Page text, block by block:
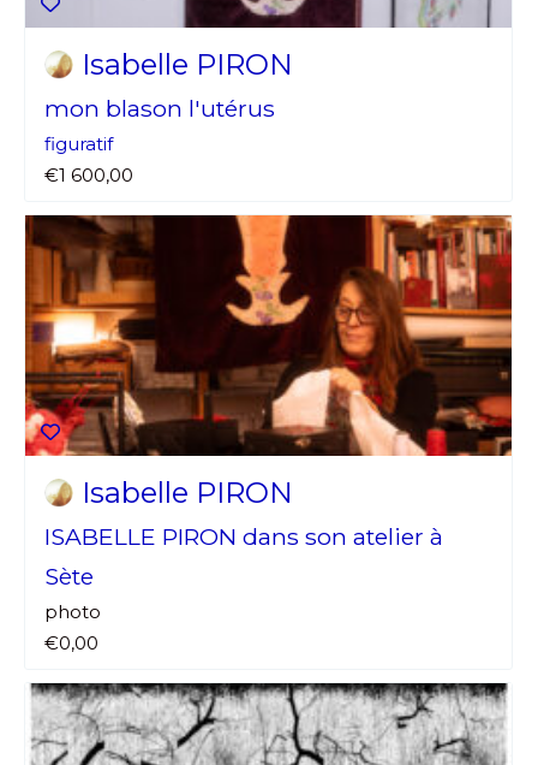
Isabelle PIRON
mon blason l'utérus
figuratif
€1 600,00
Isabelle PIRON
ISABELLE PIRON dans son atelier à
Sète
photo
€0,00